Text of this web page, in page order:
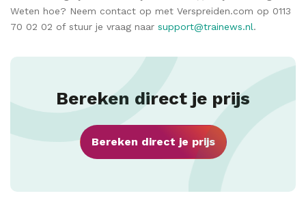
Weten hoe? Neem contact op met Verspreiden.com op 0113
70 02 02 of stuur je vraag naar support@trainews.nl.
Bereken direct je prijs
Bereken direct je prijs